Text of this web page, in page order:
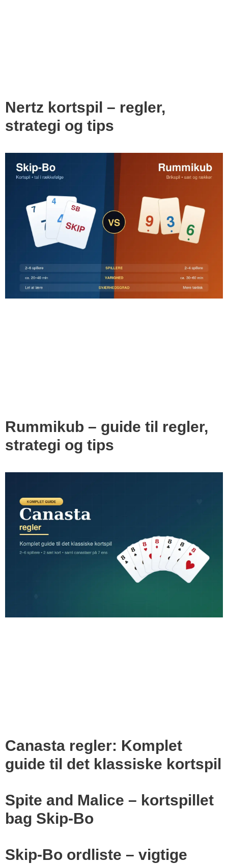
Nertz kortspil – regler,
strategi og tips
Rummikub – guide til regler,
strategi og tips
Canasta regler: Komplet
guide til det klassiske kortspil
Spite and Malice – kortspillet
bag Skip-Bo
Skip-Bo ordliste – vigtige